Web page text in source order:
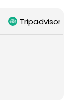
Tripadvisor